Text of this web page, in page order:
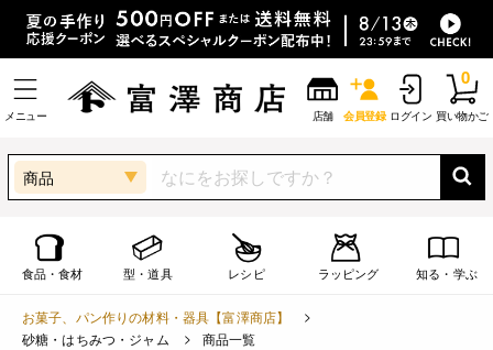
メニュー 店舗 会員登録 ログイン 買い物かご
0
商品
食品・食材 型・道具 レシピ ラッピング 知る・学ぶ
お菓子、パン作りの材料・器具【富澤商店】
砂糖・はちみつ・ジャム
商品一覧